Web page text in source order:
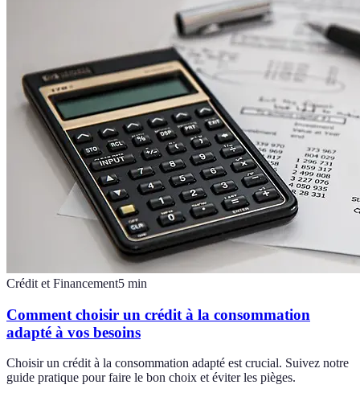
Crédit et Financement5 min
Comment choisir un crédit à la consommation
adapté à vos besoins
Choisir un crédit à la consommation adapté est crucial. Suivez notre
guide pratique pour faire le bon choix et éviter les pièges.